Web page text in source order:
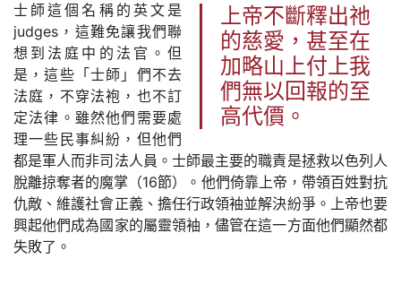
上帝不斷釋出祂
的慈愛，甚至在
加略山上付上我
們無以回報的至
高代價。
士師這個名稱的英文是
judges，這難免讓我們聯
想到法庭中的法官。但
是，這些「士師」們不去
法庭，不穿法袍，也不訂
定法律。雖然他們需要處
理一些民事糾紛，但他們
都是軍人而非司法人員。士師最主要的職責是拯救以色列人
脫離掠奪者的魔掌（16節）。他們倚靠上帝，帶領百姓對抗
仇敵、維護社會正義、擔任行政領袖並解決紛爭。上帝也要
興起他們成為國家的屬靈領袖，儘管在這一方面他們顯然都
失敗了。